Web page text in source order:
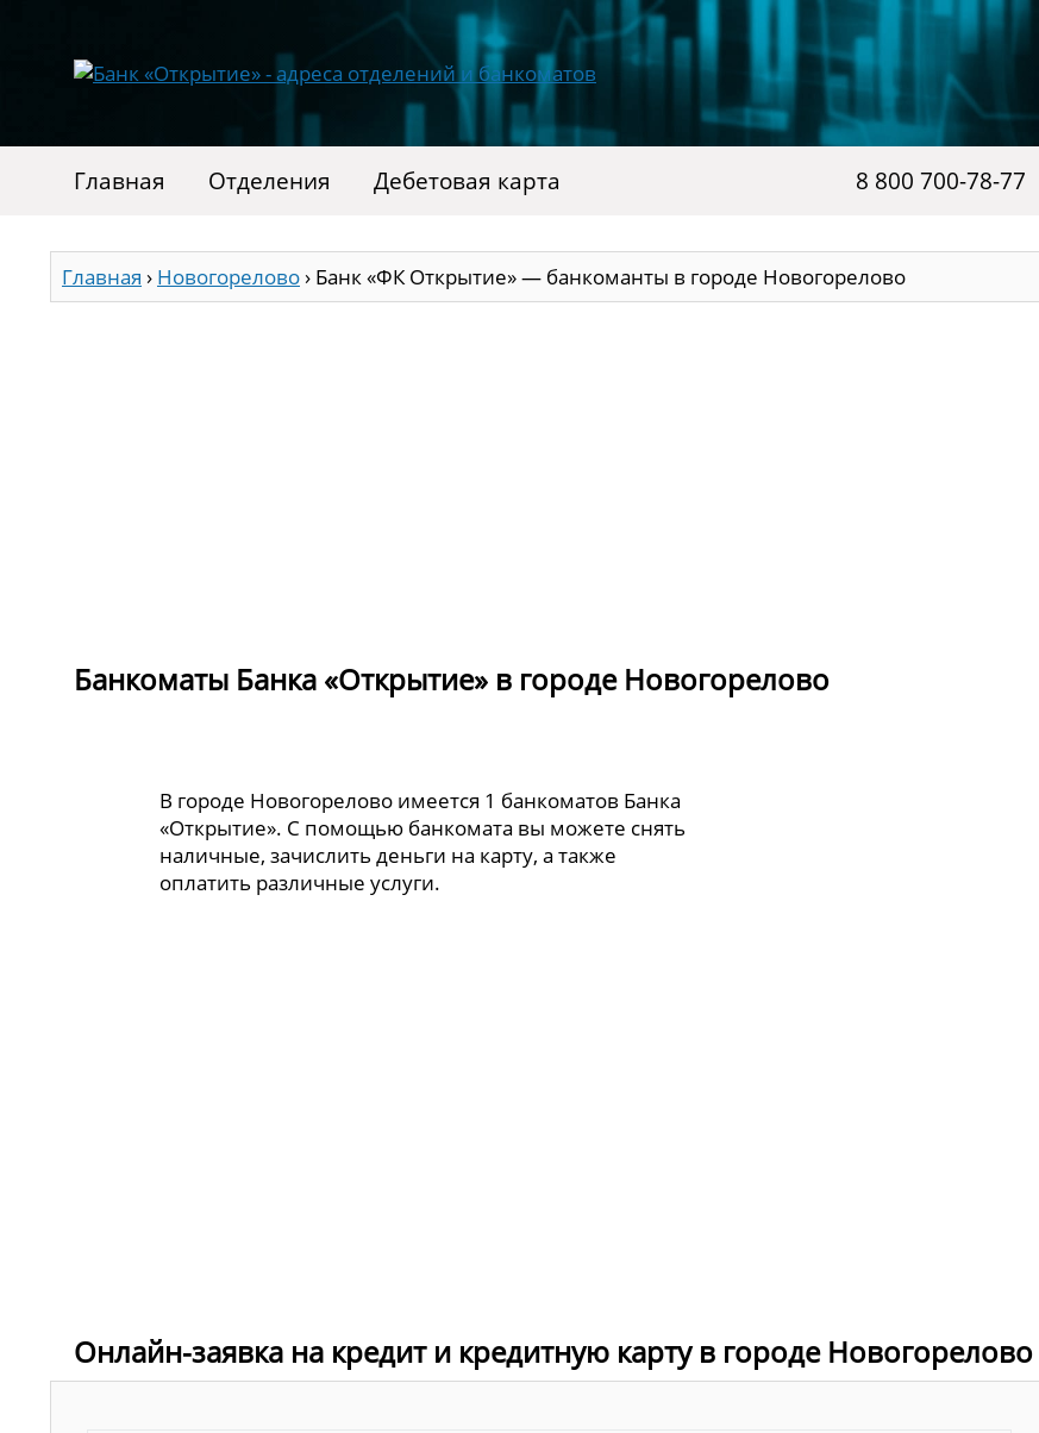
Главная Отделения Дебетовая карта 8 800 700-78-77
Главная › Новогорелово› Банк «ФК Открытие» — банкоманты в городе Новогорелово
Банкоматы Банка «Открытие» в городе Новогорелово
В городе Новогорелово имеется 1 банкоматов Банка
«Открытие». С помощью банкомата вы можете снять
наличные, зачислить деньги на карту, а также
оплатить различные услуги.
Онлайн-заявка на кредит и кредитную карту в городе Новогорелово